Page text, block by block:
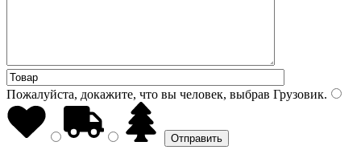
Пожалуйста, докажите, что вы человек, выбрав Грузовик.